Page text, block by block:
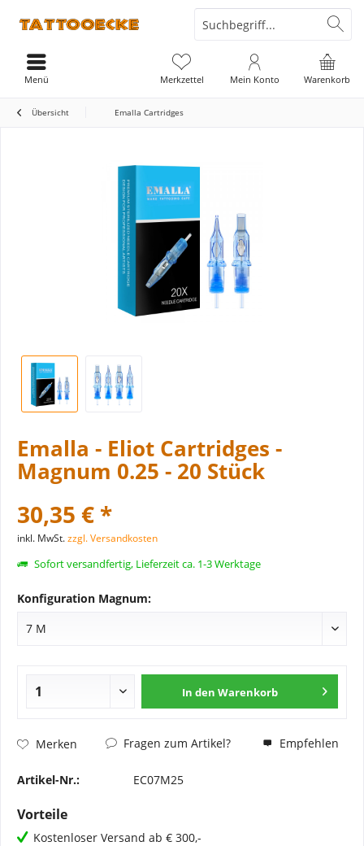
Warenkorb
Merkzettel Mein Konto
Menü
Übersicht Emalla Cartridges
Emalla - Eliot Cartridges -
Magnum 0.25 - 20 Stück
30,35 € *
inkl. MwSt.zzgl. Versandkosten
Sofort versandfertig, Lieferzeit ca. 1-3 Werktage
Konfiguration Magnum:
In den Warenkorb
Merken Fragen zum Artikel? Empfehlen
Artikel-Nr.: EC07M25
Vorteile
Kostenloser Versand ab € 300,-